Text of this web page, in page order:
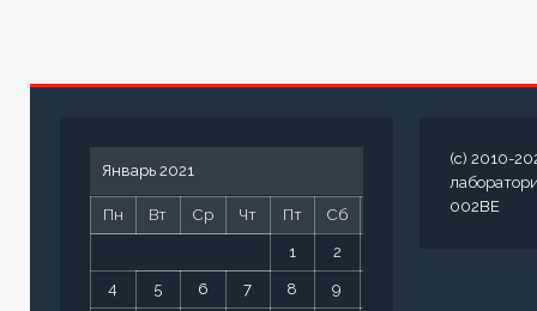
Январь 2021
Пн Вт Ср Чт Пт Сб
1 2
4 5 6 7 8 9
(c) 2010-
002BE